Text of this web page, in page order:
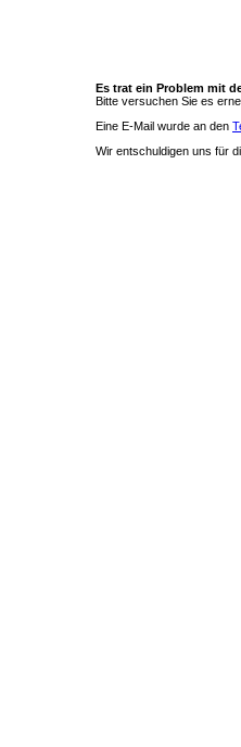
Es trat ein Problem mit
Bitte versuchen Sie es
Eine E-Mail wurde an den
Wir entschuldigen uns für